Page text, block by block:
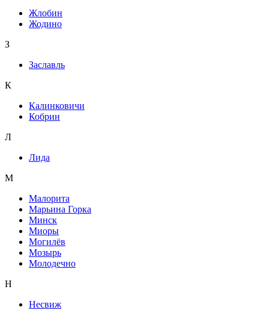
Жлобин
Жодино
З
Заславль
К
Калинковичи
Кобрин
Л
Лида
М
Малорита
Марьина Горка
Минск
Миоры
Могилёв
Мозырь
Молодечно
Н
Несвиж